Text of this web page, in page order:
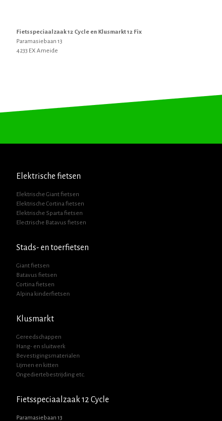
Fietsspeciaalzaak 12 Cycle en Klusmarkt 12 Fix
Paramasiebaan 13
4233 EX Ameide
Elektrische fietsen
Elektrische Giant fietsen
Elektrische Cortina fietsen
Elektrische Sparta fietsen
Electrische Batavus fietsen
Stads- en toerfietsen
Giant fietsen
Batavus fietsen
Cortina fietsen
Alpina kinderfietsen
Klusmarkt
Gereedschappen
Hang- en sluitwerk
Bevestigingsmaterialen
Lijmen en kitten
Ongediertebestrijding etc.
Fietsspeciaalzaak 12 Cycle
Paramasiebaan 13